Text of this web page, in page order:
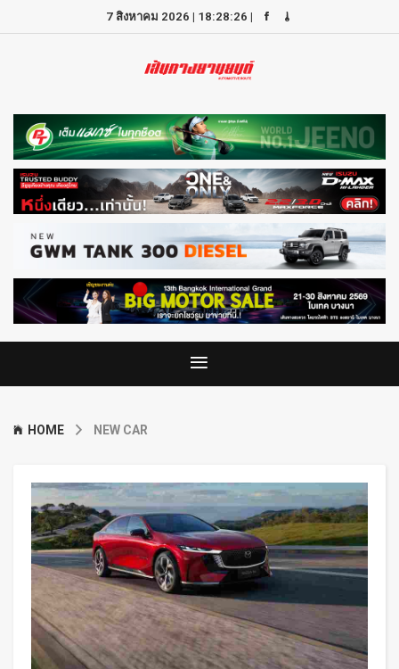
7 สิงหาคม 2026 | 18:28:26 |
HOME NEW CAR